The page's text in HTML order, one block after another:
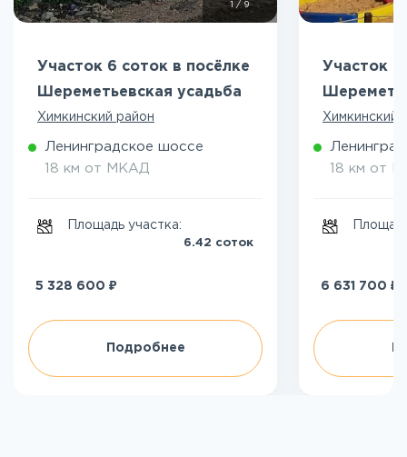
/ 9
Участок 6 соток в посёлке
Шереметьевская усадьба
Химкинский район
Ленинградское шоссе
18 км от МКАД
Площадь участка:
6.42 соток
5 328 600 ₽
Подробнее
Участок 8
Химкинский
18 км от
6 631 700 ₽